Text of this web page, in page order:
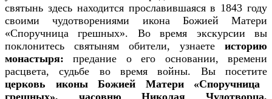
святынь здесь находится прославившаяся в 1843 году
своими чудотворениями икона Божией Матери
«Споручница грешных». Во время экскурсии вы
поклонитесь святыням обители, узнаете историю
монастыря: предание о его основании, времени
расцвета, судьбе во время войны. Вы посетите
церковь иконы Божией Матери «Споручница
грешных», часовню Николая Чудотворца,